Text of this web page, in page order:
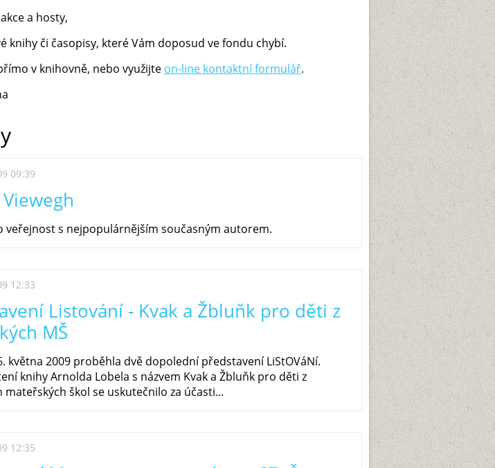
a hosty,
knihy či časopisy, které Vám doposud ve fondu chybí.
v knihovně, nebo využijte on-line kontaktní formulář.
09:39
veřejnost s nejpopulárnějším současným autorem.
12:33
Listování - Kvak a Žbluňk pro děti z
MŠ
května 2009 proběhla dvě dopolední představení LiStOVáNí.
knihy Arnolda Lobela s názvem Kvak a Žbluňk pro děti z
mateřských škol se uskutečnilo za účasti...
12:35